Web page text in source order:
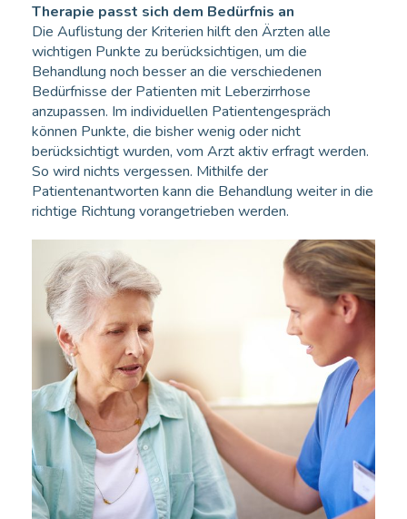
Therapie passt sich dem Bedürfnis an
Die Auflistung der Kriterien hilft den Ärzten alle
wichtigen Punkte zu berücksichtigen, um die
Behandlung noch besser an die verschiedenen
Bedürfnisse der Patienten mit Leberzirrhose
anzupassen. Im individuellen Patientengespräch
können Punkte, die bisher wenig oder nicht
berücksichtigt wurden, vom Arzt aktiv erfragt werden.
So wird nichts vergessen. Mithilfe der
Patientenantworten kann die Behandlung weiter in die
richtige Richtung vorangetrieben werden.